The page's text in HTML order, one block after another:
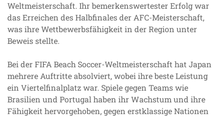
Weltmeisterschaft. Ihr bemerkenswertester Erfolg war
das Erreichen des Halbfinales der AFC-Meisterschaft,
was ihre Wettbewerbsfähigkeit in der Region unter
Beweis stellte.
Bei der FIFA Beach Soccer-Weltmeisterschaft hat Japan
mehrere Auftritte absolviert, wobei ihre beste Leistung
ein Viertelfinalplatz war. Spiele gegen Teams wie
Brasilien und Portugal haben ihr Wachstum und ihre
Fähigkeit hervorgehoben, gegen erstklassige Nationen